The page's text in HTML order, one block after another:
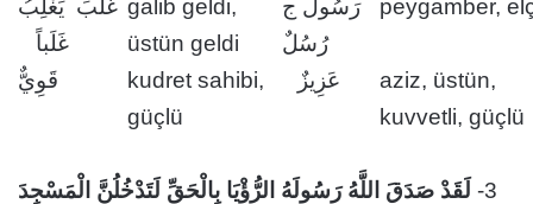
غَلَبَ يَغْلِبُ
غَلَباً
galib geldi,
üstün geldi
رَسُولٌ ج
رُسُلٌ
peygamber,
قَوِيٌّ
kudret sahibi,
güçlü
عَزِيزٌ
aziz, üstün,
kuvvetli, güçlü
3-
لَقَدْ صَدَقَ اللَّهُ رَسُولَهُ الرُّؤْيَا بِالْحَقِّ لَتَدْخُلُنَّ الْمَسْجِدَ